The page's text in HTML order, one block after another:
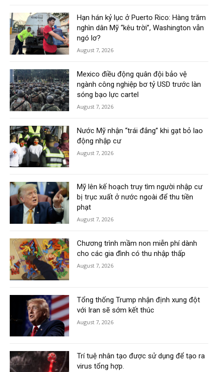
Hạn hán kỷ lục ở Puerto Rico: Hàng trăm
nghìn dân Mỹ “kêu trời”, Washington vẫn
ngó lơ?
August 7, 2026
Mexico điều động quân đội bảo vệ
ngành công nghiệp bơ tỷ USD trước làn
sóng bạo lực cartel
August 7, 2026
Nước Mỹ nhận “trái đắng” khi gạt bỏ lao
động nhập cư
August 7, 2026
Mỹ lên kế hoạch truy tìm người nhập cư
bị trục xuất ở nước ngoài để thu tiền
phạt
August 7, 2026
Chương trình mầm non miễn phí dành
cho các gia đình có thu nhập thấp
August 7, 2026
Tổng thống Trump nhận định xung đột
với Iran sẽ sớm kết thúc
August 7, 2026
Trí tuệ nhân tạo được sử dụng để tạo ra
virus tổng hợp.